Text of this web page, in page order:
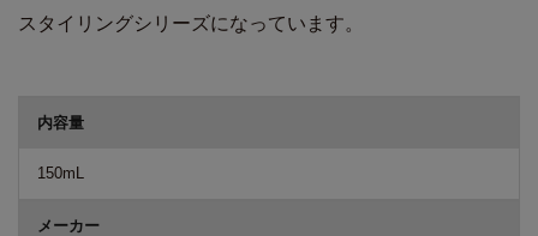
スタイリングシリーズになっています。
内容量
150mL
メーカー